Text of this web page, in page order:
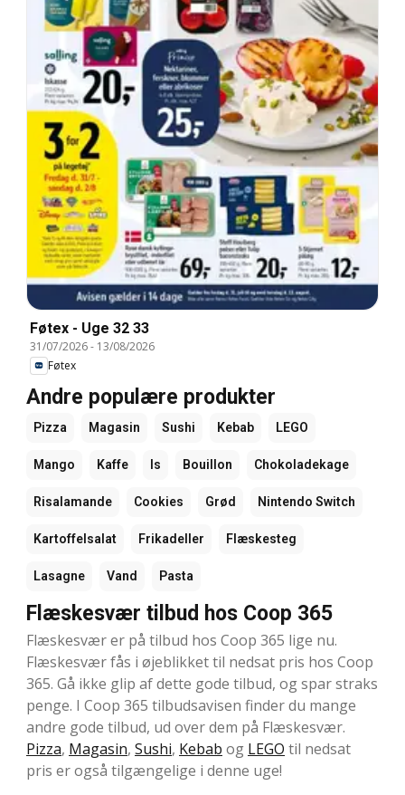
Føtex - Uge 32 33
31/07/2026- 13/08/2026
Føtex
Andre populære produkter
Pizza Magasin Sushi Kebab LEGO
Mango Kaffe Is Bouillon Chokoladekage
Risalamande Cookies Grød Nintendo Switch
Kartoffelsalat Frikadeller Flæskesteg
Lasagne Vand Pasta
Flæskesvær tilbud hos Coop 365
Flæskesvær er på tilbud hos Coop 365 lige nu.
Flæskesvær fås i øjeblikket til nedsat pris hos Coop
365. Gå ikke glip af dette gode tilbud, og spar straks
penge. I Coop 365 tilbudsavisen finder du mange
andre gode tilbud, ud over dem på Flæskesvær.
Pizza, Magasin, Sushi, Kebab og LEGO til nedsat
pris er også tilgængelige i denne uge!